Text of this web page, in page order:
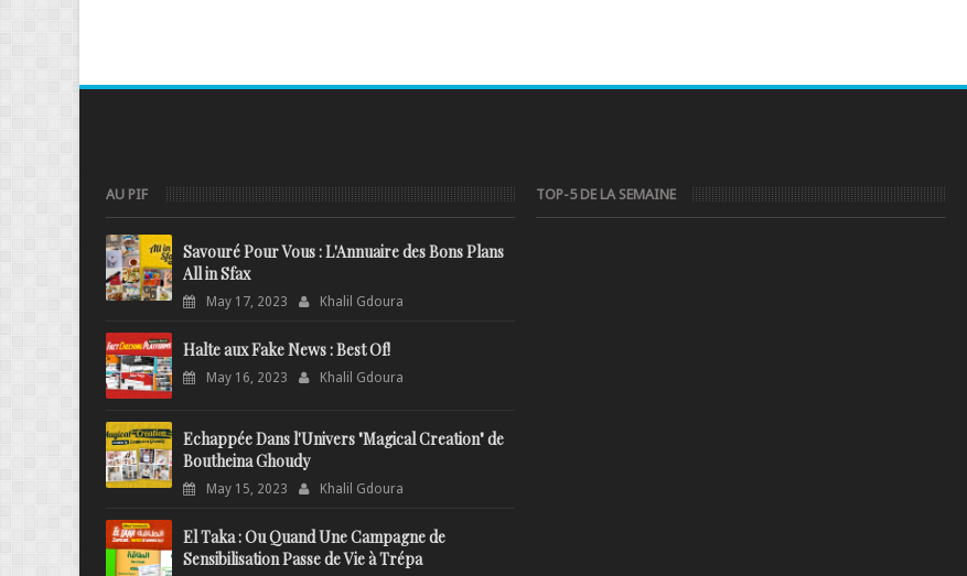
AU PIF
Savouré Pour Vous : L'Annuaire des Bons Plans
All in Sfax
May 17, 2023 Khalil Gdoura
Halte aux Fake News : Best Of!
May 16, 2023 Khalil Gdoura
Echappée Dans l'Univers "Magical Creation" de
Boutheina Ghoudy
May 15, 2023 Khalil Gdoura
El Taka : Ou Quand Une Campagne de
Sensibilisation Passe de Vie à Trépa
TOP-5 DE LA SEMAINE